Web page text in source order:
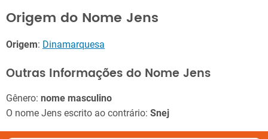
Origem do Nome Jens
Origem: Dinamarquesa
Outras Informações do Nome Jens
Gênero: nome masculino
O nome Jens escrito ao contrário: Snej